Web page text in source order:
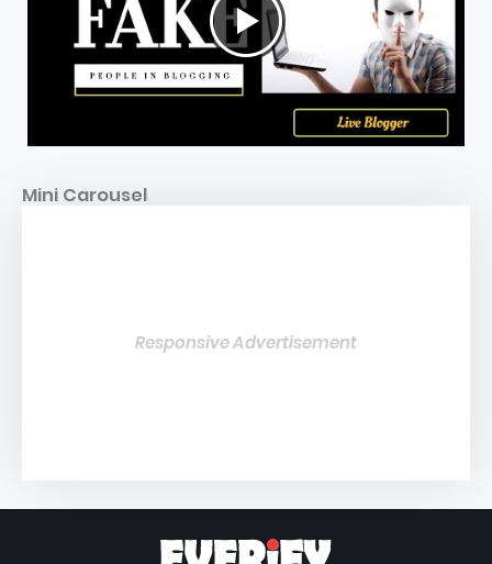
Mini Carousel
Responsive Advertisement